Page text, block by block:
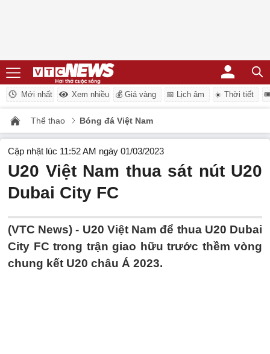
Mới nhất Xem nhiều 💰 Giá vàng 📅 Lịch âm ☀️ Thời tiết
Thể thao Bóng đá Việt Nam
Cập nhật lúc 11:52 AM ngày 01/03/2023
U20 Việt Nam thua sát nút U20
Dubai City FC
(VTC News) - U20 Việt Nam để thua U20 Dubai
City FC trong trận giao hữu trước thềm vòng
chung kết U20 châu Á 2023.